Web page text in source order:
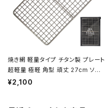
焼き網 軽量タイプ チタン製 プレート
超軽量 極軽 角型 頑丈 27cm ソロ
キャンプ BBQ バーベキュー アウト
¥2,100